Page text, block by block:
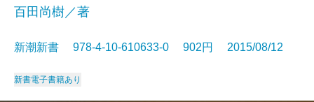
百田尚樹／著
新潮新書 978-4-10-610633-0 902円 2015/08/12
新書電子書籍あり